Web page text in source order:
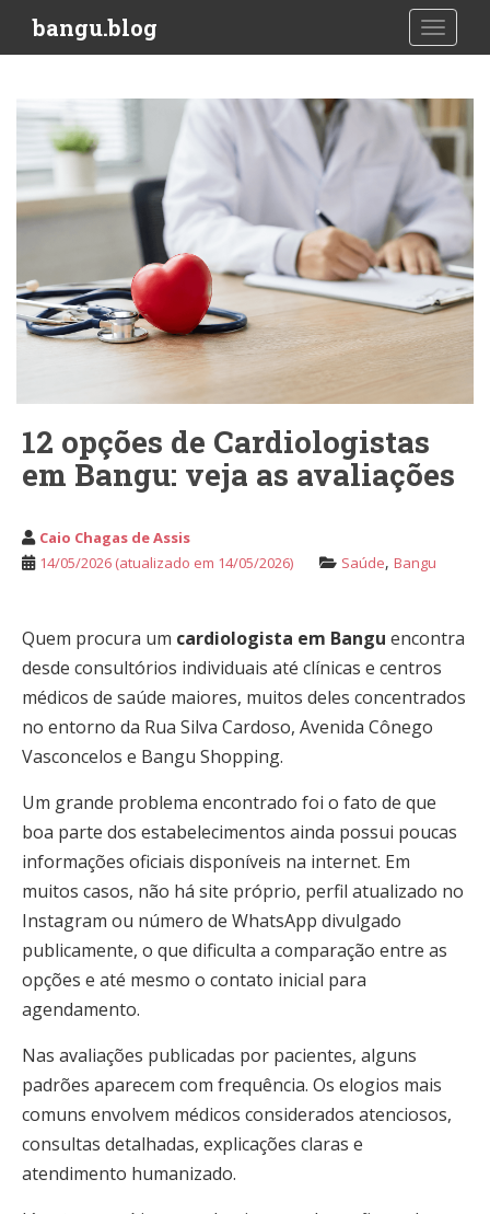
i
bangu.blog
12 opções de Cardiologistas
em Bangu: veja as avaliações
Caio Chagas de Assis
14/05/2026 (atualizado em 14/05/2026) Saúde, Bangu
Quem procura um cardiologista em Bangu encontra
desde consultórios individuais até clínicas e centros
médicos de saúde maiores, muitos deles concentrados
no entorno da Rua Silva Cardoso, Avenida Cônego
Vasconcelos e Bangu Shopping.
Um grande problema encontrado foi o fato de que
boa parte dos estabelecimentos ainda possui poucas
informações oficiais disponíveis na internet. Em
muitos casos, não há site próprio, perfil atualizado no
Instagram ou número de WhatsApp divulgado
publicamente, o que dificulta a comparação entre as
opções e até mesmo o contato inicial para
agendamento.
Nas avaliações publicadas por pacientes, alguns
padrões aparecem com frequência. Os elogios mais
comuns envolvem médicos considerados atenciosos,
consultas detalhadas, explicações claras e
atendimento humanizado.